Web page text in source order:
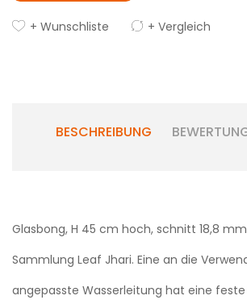
+ Wunschliste + Vergleich
BESCHREIBUNG
Glasbong, H 45 cm hoch, schnitt 18,8
Sammlung Leaf Jhari. Eine an die
angepasste Wasserleitung hat eine feste